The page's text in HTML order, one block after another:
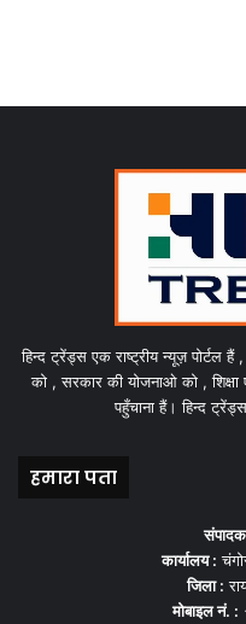
हिन्द ट्रेंड्स एक राष्ट्रीय न्यूज़ पोर्टल
को , सरकार की योजनाओ को ,
पहुँचाना हैं। हिन्द
हमारा पता
कार्यालय :
जिला :
मोबाइल नं. :